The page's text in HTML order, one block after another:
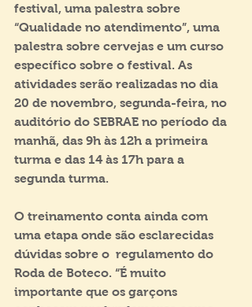
festival, uma palestra sobre
“Qualidade no atendimento”, uma
palestra sobre cervejas e um curso
específico sobre o festival. As
atividades serão realizadas no dia
20 de novembro, segunda-feira, no
auditório do SEBRAE no período da
manhã, das 9h às 12h a primeira
turma e das 14 às 17h para a
segunda turma.
O treinamento conta ainda com
uma etapa onde são esclarecidas
dúvidas sobre o  regulamento do
Roda de Boteco. “É muito
importante que os garçons